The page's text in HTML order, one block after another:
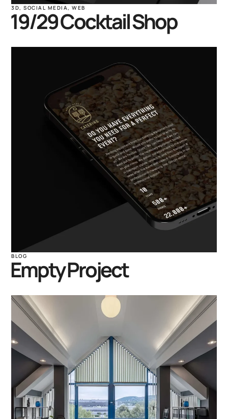
3D,SOCIAL MEDIA,WEB
19/29 Cocktail Shop
BLOG
Empty Project